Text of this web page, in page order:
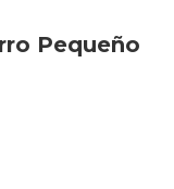
Pequeño